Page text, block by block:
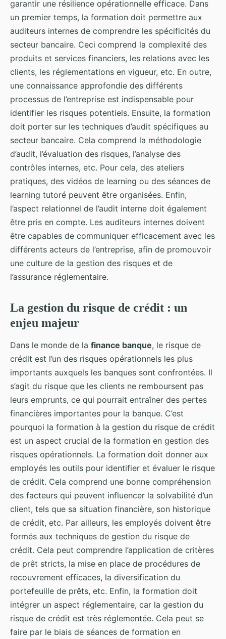
garantir une résilience opérationnelle efficace. Dans
un premier temps, la formation doit permettre aux
auditeurs internes de comprendre les spécificités du
secteur bancaire. Ceci comprend la complexité des
produits et services financiers, les relations avec les
clients, les réglementations en vigueur, etc. En outre,
une connaissance approfondie des différents
processus de l’entreprise est indispensable pour
identifier les risques potentiels. Ensuite, la formation
doit porter sur les techniques d’audit spécifiques au
secteur bancaire. Cela comprend la méthodologie
d’audit, l’évaluation des risques, l’analyse des
contrôles internes, etc. Pour cela, des ateliers
pratiques, des vidéos de learning ou des séances de
learning tutoré peuvent être organisées. Enfin,
l’aspect relationnel de l’audit interne doit également
être pris en compte. Les auditeurs internes doivent
être capables de communiquer efficacement avec les
différents acteurs de l’entreprise, afin de promouvoir
une culture de la gestion des risques et de
l’assurance réglementaire.
La gestion du risque de crédit : un
enjeu majeur
Dans le monde de la finance banque, le risque de
crédit est l’un des risques opérationnels les plus
importants auxquels les banques sont confrontées. Il
s’agit du risque que les clients ne remboursent pas
leurs emprunts, ce qui pourrait entraîner des pertes
financières importantes pour la banque. C’est
pourquoi la formation à la gestion du risque de crédit
est un aspect crucial de la formation en gestion des
risques opérationnels. La formation doit donner aux
employés les outils pour identifier et évaluer le risque
de crédit. Cela comprend une bonne compréhension
des facteurs qui peuvent influencer la solvabilité d’un
client, tels que sa situation financière, son historique
de crédit, etc. Par ailleurs, les employés doivent être
formés aux techniques de gestion du risque de
crédit. Cela peut comprendre l’application de critères
de prêt stricts, la mise en place de procédures de
recouvrement efficaces, la diversification du
portefeuille de prêts, etc. Enfin, la formation doit
intégrer un aspect réglementaire, car la gestion du
risque de crédit est très réglementée. Cela peut se
faire par le biais de séances de formation en